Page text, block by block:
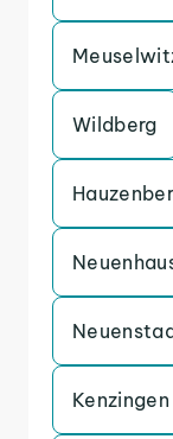
Wildberg
Kenzingen